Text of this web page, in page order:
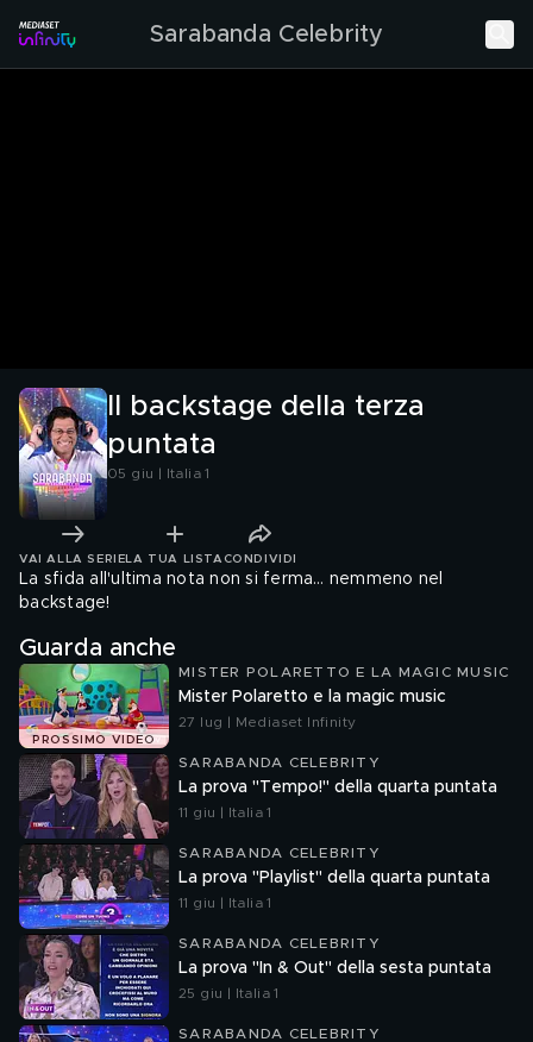
Sarabanda Celebrity
Il backstage della terza
puntata
05 giu | Italia 1
VAI ALLA SERIE LA TUA LISTA CONDIVIDI
La sfida all'ultima nota non si ferma… nemmeno nel
backstage!
Guarda anche
PROSSIMO VIDEO
MISTER POLARETTO E LA MAGIC MUSIC
Mister Polaretto e la magic music
27 lug | Mediaset Infinity
SARABANDA CELEBRITY
La prova "Tempo!" della quarta puntata
11 giu | Italia 1
SARABANDA CELEBRITY
La prova "Playlist" della quarta puntata
11 giu | Italia 1
SARABANDA CELEBRITY
La prova "In & Out" della sesta puntata
25 giu | Italia 1
SARABANDA CELEBRITY